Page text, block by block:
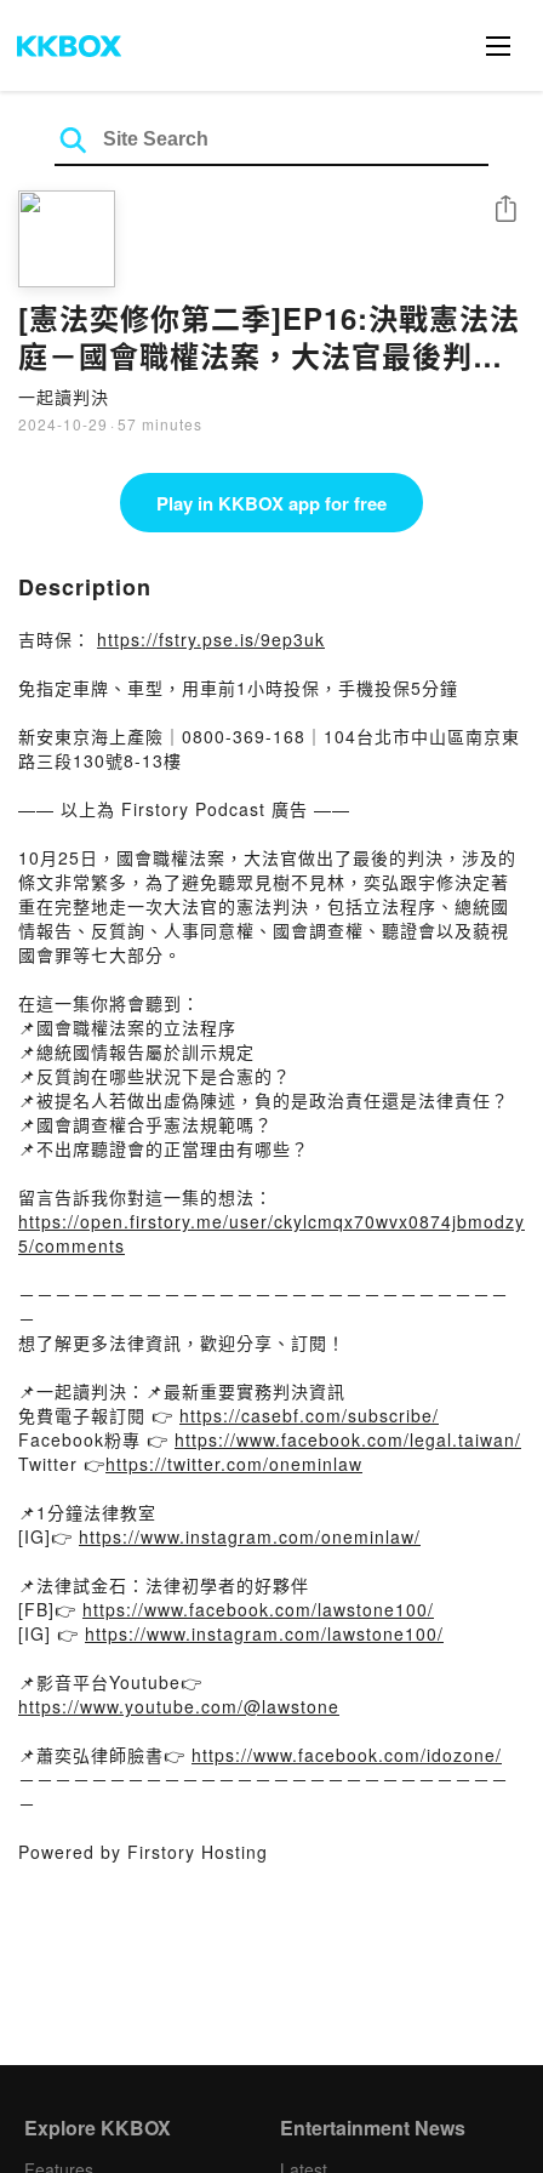
[憲法奕修你第二季]EP16:決戰憲法法
庭－國會職權法案，大法官最後判了
什麼？
一起讀判決
2024-10-29 · 57 minutes
Share
Play in KKBOX app for free
Description
吉時保： https://fstry.pse.is/9ep3uk
免指定車牌、車型，用車前1小時投保，手機投保5分鐘
新安東京海上產險｜0800-369-168｜104台北市中山區南京東
路三段130號8-13樓
—— 以上為 Firstory Podcast 廣告 ——
10月25日，國會職權法案，大法官做出了最後的判決，涉及的
條文非常繁多，為了避免聽眾見樹不見林，奕弘跟宇修決定著
重在完整地走一次大法官的憲法判決，包括立法程序、總統國
情報告、反質詢、人事同意權、國會調查權、聽證會以及藐視
國會罪等七大部分。
在這一集你將會聽到：
📌國會職權法案的立法程序
📌總統國情報告屬於訓示規定
📌反質詢在哪些狀況下是合憲的？
📌被提名人若做出虛偽陳述，負的是政治責任還是法律責任？
📌國會調查權合乎憲法規範嗎？
📌不出席聽證會的正當理由有哪些？
留言告訴我你對這一集的想法：
https://open.firstory.me/user/ckylcmqx70wvx0874jbmodzy
5/comments
－－－－－－－－－－－－－－－－－－－－－－－－－－－
－
想了解更多法律資訊，歡迎分享、訂閱！
📌一起讀判決：📌最新重要實務判決資訊
免費電子報訂閱 👉 https://casebf.com/subscribe/
Facebook粉專 👉 https://www.facebook.com/legal.taiwan/
Twitter 👉https://twitter.com/oneminlaw
📌1分鐘法律教室
[IG]👉 https://www.instagram.com/oneminlaw/
📌法律試金石：法律初學者的好夥伴
[FB]👉 https://www.facebook.com/lawstone100/
[IG] 👉 https://www.instagram.com/lawstone100/
📌影音平台Youtube👉
https://www.youtube.com/@lawstone
📌蕭奕弘律師臉書👉 https://www.facebook.com/idozone/
－－－－－－－－－－－－－－－－－－－－－－－－－－－
－
Powered by Firstory Hosting
Explore KKBOX Entertainment News